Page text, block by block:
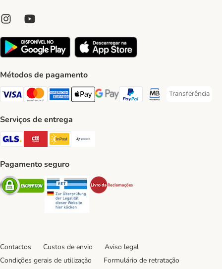
Métodos de pagamento
Visa Payment Method
Mastercard Payment Method
American Express Payment Method
Apple Pay Payment Method
Google Pay Payment Method
PayPal Payment Method
Multibanco Payment
Transferência
Transferência
Serviços de entrega
GLS Shipping Method
CTTExpress Shipping Method
InPost Shipping Method
Pagamento seguro
Security Security
Contactos Custos de envio
Aviso legal
Condições gerais de utilização
Formulário de retratação